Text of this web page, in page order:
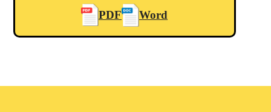
PDF Word